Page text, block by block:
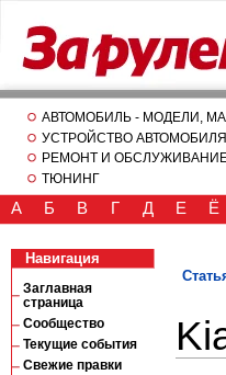
АВТОМОБИЛЬ - МОДЕЛИ,
УСТРОЙСТВО АВТОМОБИЛЯ
РЕМОНТ И
ТЮНИНГ
А Б В Г Д Е Ё
Навигация
Заглавная
страница
Сообщество
Текущие события
Свежие правки